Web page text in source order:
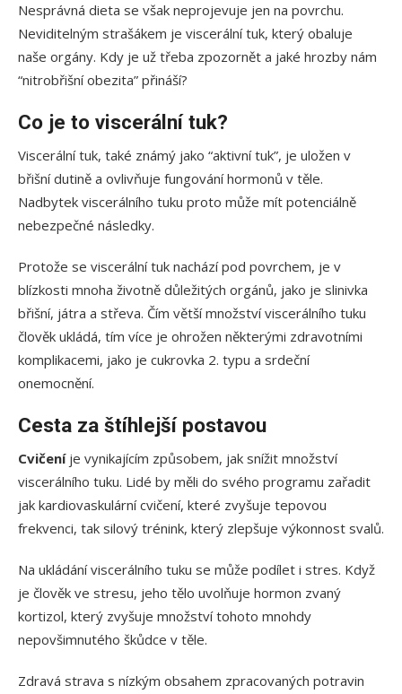
Nesprávná dieta se však neprojevuje jen na povrchu.
Neviditelným strašákem je viscerální tuk, který obaluje
naše orgány. Kdy je už třeba zpozornět a jaké hrozby nám
“nitrobřišní obezita” přináší?
Co je to viscerální tuk?
Viscerální tuk, také známý jako “aktivní tuk”, je uložen v
břišní dutině a ovlivňuje fungování hormonů v těle.
Nadbytek viscerálního tuku proto může mít potenciálně
nebezpečné následky.
Protože se viscerální tuk nachází pod povrchem, je v
blízkosti mnoha životně důležitých orgánů, jako je slinivka
břišní, játra a střeva. Čím větší množství viscerálního tuku
člověk ukládá, tím více je ohrožen některými zdravotními
komplikacemi, jako je cukrovka 2. typu a srdeční
onemocnění.
Cesta za štíhlejší postavou
Cvičení je vynikajícím způsobem, jak snížit množství
viscerálního tuku. Lidé by měli do svého programu zařadit
jak kardiovaskulární cvičení, které zvyšuje tepovou
frekvenci, tak silový trénink, který zlepšuje výkonnost svalů.
Na ukládání viscerálního tuku se může podílet i stres. Když
je člověk ve stresu, jeho tělo uvolňuje hormon zvaný
kortizol, který zvyšuje množství tohoto mnohdy
nepovšimnutého škůdce v těle.
Zdravá strava s nízkým obsahem zpracovaných potravin